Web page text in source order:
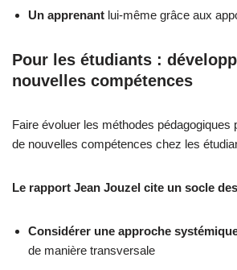
Un apprenant lui-même grâce aux
Pour les étudiants :
nouvelles compétences
Faire évoluer les méthodes pédagogiques
de nouvelles compétences chez les
Le rapport Jean Jouzel cite un socle
Considérer une approche
de manière transversale